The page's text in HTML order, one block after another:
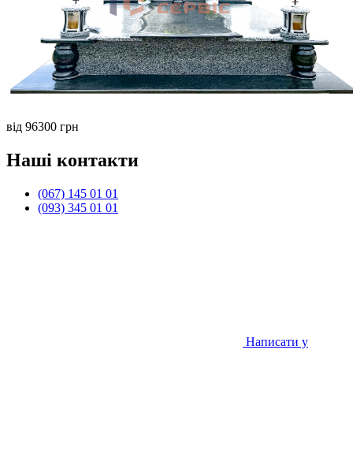
від 96300 грн
Наші контакти
(067) 145 01 01
(093) 345 01 01
Написати у